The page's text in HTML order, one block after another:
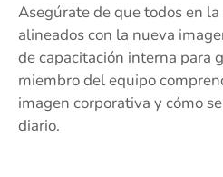
Asegúrate de que todos en
alineados con la nueva
de capacitación interna para
miembro del equipo
imagen corporativa y cómo
diario.